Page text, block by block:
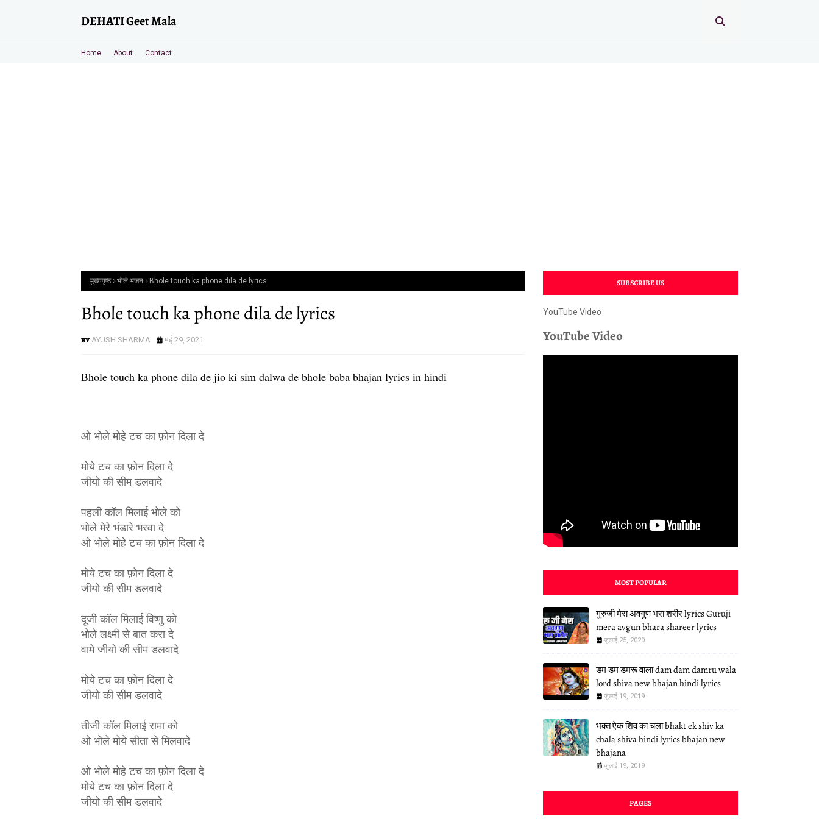
DEHATI Geet Mala
Home About Contact
मुख्यपृष्ठ भोले भजन Bhole touch ka phone dila de lyrics
Bhole touch ka phone dila de lyrics
AYUSH SHARMA मई 29, 2021
Bhole touch ka phone dila de jio ki sim dalwa de bhole baba bhajan lyrics in hindi
ओ भोले मोहे टच का फ़ोन दिला दे
मोये टच का फ़ोन दिला दे
जीयो की सीम डलवादे
पहली कॉल मिलाई भोले को
भोले मेरे भंडारे भरवा दे
ओ भोले मोहे टच का फ़ोन दिला दे
मोये टच का फ़ोन दिला दे
जीयो की सीम डलवादे
दूजी कॉल मिलाई विष्णु को
भोले लक्ष्मी से बात करा दे
वामे जीयो की सीम डलवादे
मोये टच का फ़ोन दिला दे
जीयो की सीम डलवादे
तीजी कॉल मिलाई रामा को
ओ भोले मोये सीता से मिलवादे
ओ भोले मोहे टच का फ़ोन दिला दे
मोये टच का फ़ोन दिला दे
जीयो की सीम डलवादे
SUBSCRIBE US
YouTube Video
YouTube Video
MOST POPULAR
गुरुजी मेरा अवगुण भरा शरीर lyrics Guruji
mera avgun bhara shareer lyrics
जुलाई 25, 2020
डम डम डमरू वाला dam dam damru wala
lord shiva new bhajan hindi lyrics
जुलाई 19, 2019
भक्त ऐक शिव का चला bhakt ek shiv ka
chala shiva hindi lyrics bhajan new
bhajana
जुलाई 19, 2019
PAGES